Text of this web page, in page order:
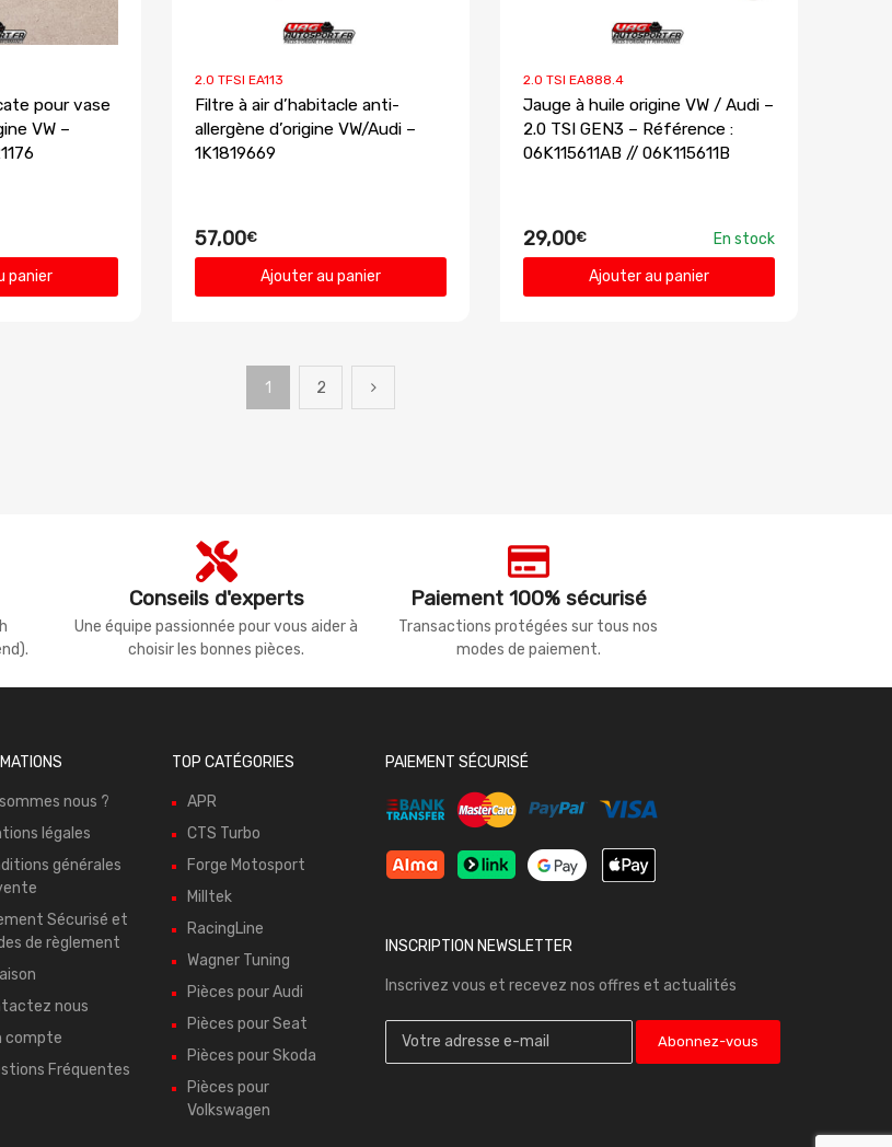
pour vase
VW –
panier
2.0 TFSI EA113
Filtre à air d’habitacle anti-
allergène d’origine VW/Audi –
1K1819669
57,00€
Ajouter au panier
2.0 TSI EA888.4
Jauge à huile origine VW / Audi –
2.0 TSI GEN3 – Référence :
06K115611AB // 06K115611B
29,00€
En stock
Ajouter au panier
1 2
Conseils d'experts
Une équipe passionnée pour vous aider à
choisir les bonnes pièces.
Paiement 100% sécurisé
Transactions protégées sur tous nos
modes de paiement.
nous ?
légales
générales
Sécurisé et
de règlement
nous
compte
Fréquentes
TOP CATÉGORIES
APR
CTS Turbo
Forge Motosport
Milltek
RacingLine
Wagner Tuning
Pièces pour Audi
Pièces pour Seat
Pièces pour Skoda
Pièces pour
Volkswagen
PAIEMENT SÉCURISÉ
INSCRIPTION NEWSLETTER
Inscrivez vous et recevez nos offres et actualités